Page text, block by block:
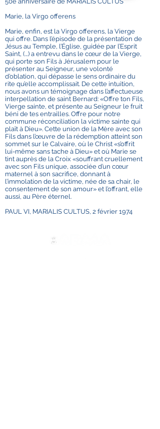
Marie, la Virgo offerens
Marie, enfin, est la Virgo offerens, la Vierge
qui offre. Dans l’épisode de la présentation de
Jésus au Temple, l’Église, guidée par l’Esprit
Saint, (…) a entrevu dans le cœur de la Vierge,
qui porte son Fils à Jérusalem pour le
présenter au Seigneur, une volonté
d’oblation, qui dépasse le sens ordinaire du
rite qu’elle accomplissait. De cette intuition,
nous avons un témoignage dans l’affectueuse
interpellation de saint Bernard: «Offre ton Fils,
Vierge sainte, et présente au Seigneur le fruit
béni de tes entrailles. Offre pour notre
commune réconciliation la victime sainte qui
plaît à Dieu». Cette union de la Mère avec son
Fils dans l’œuvre de la rédemption atteint son
sommet sur le Calvaire, où le Christ «s’offrit
lui-même sans tache à Dieu» et où Marie se
tint auprès de la Croix «souffrant cruellement
avec son Fils unique, associée d’un cœur
maternel à son sacrifice, donnant à
l’immolation de la victime, née de sa chair, le
consentement de son amour» et l’offrant, elle
aussi, au Père éternel.
PAUL VI, MARIALIS CULTUS, 2 février 1974